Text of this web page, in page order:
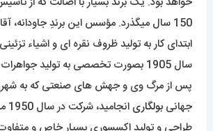
در صنعت جواهرسازی نام بولگاری با این قدمت
خواهد بود. یک برند بسیار با اصالت که از
150 سال میگذرد. مؤسس این برندِ جاودانه،
ابتدای کار به تولید ظروف نقره ای و اشیاء
سال 1905 بصورت تخصصی به تولید جواهرات خاص روی آورد.
پس از مرگ وی و جهش های صنعتی که به